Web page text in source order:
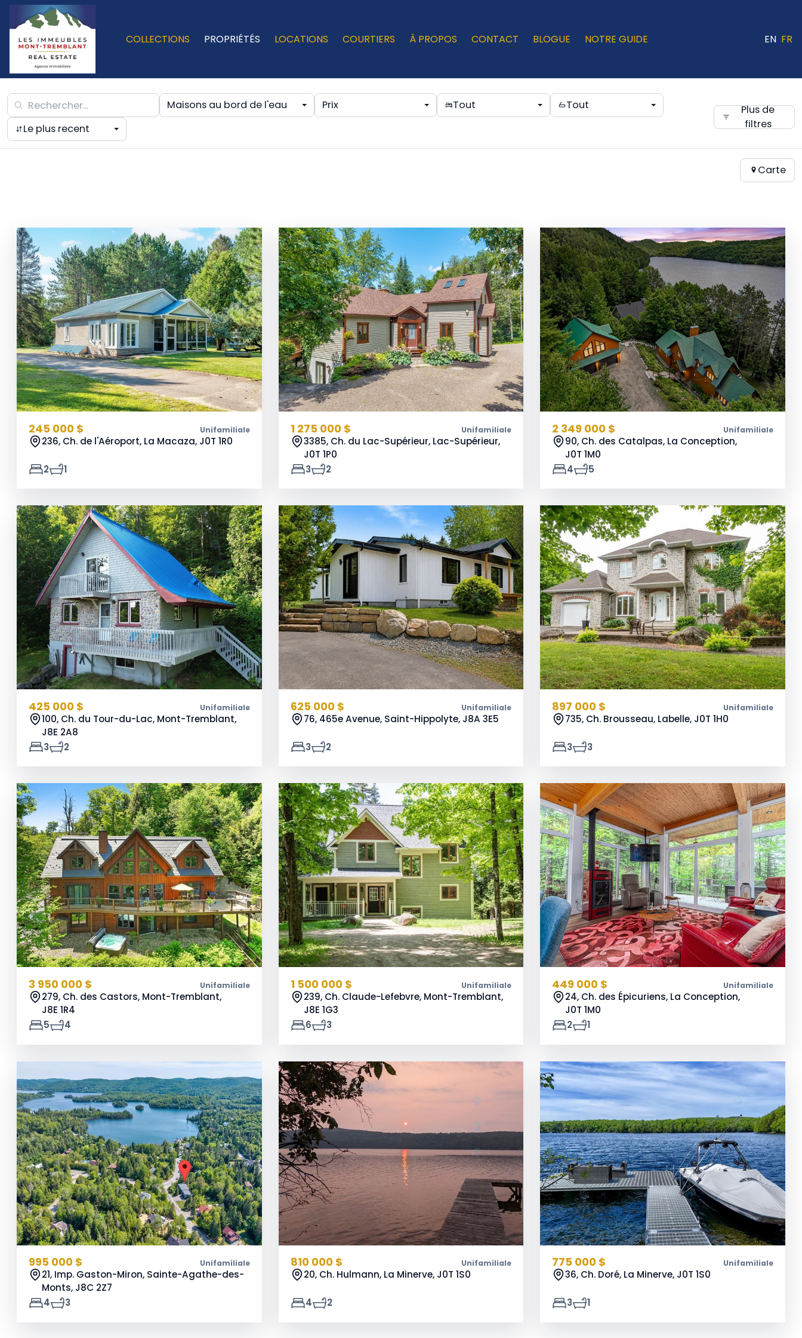
COLLECTIONS PROPRIÉTÉS LOCATIONS COURTIERS À PROPOS CONTACT BLOGUE NOTRE GUIDE EN FR
Maisons au bord de l'eau Prix Tout
Tout
Le plus recent
Plus de
filtres
Carte
245 000 $ Unifamiliale
236, Ch. de l'Aéroport, La Macaza, J0T 1R0
2 1
1 275 000 $ Unifamiliale
3385, Ch. du Lac-Supérieur, Lac-Supérieur,
J0T 1P0
3
2
2 349 000 $ Unifamiliale
90, Ch. des Catalpas, La Conception,
J0T 1M0
4
5
425 000 $ Unifamiliale
100, Ch. du Tour-du-Lac, Mont-Tremblant,
J8E 2A8
3
2
625 000 $ Unifamiliale
76, 465e Avenue, Saint-Hippolyte, J8A 3E5
3 2
897 000 $ Unifamiliale
735, Ch. Brousseau, Labelle, J0T 1H0
3 3
3 950 000 $ Unifamiliale
279, Ch. des Castors, Mont-Tremblant,
J8E 1R4
5
4
1 500 000 $ Unifamiliale
239, Ch. Claude-Lefebvre, Mont-Tremblant,
J8E 1G3
6
3
449 000 $ Unifamiliale
24, Ch. des Épicuriens, La Conception,
J0T 1M0
2
1
995 000 $ Unifamiliale
21, Imp. Gaston-Miron, Sainte-Agathe-des-
Monts, J8C 2Z7
4
3
810 000 $ Unifamiliale
20, Ch. Hulmann, La Minerve, J0T 1S0
4 2
775 000 $ Unifamiliale
36, Ch. Doré, La Minerve, J0T 1S0
3 1